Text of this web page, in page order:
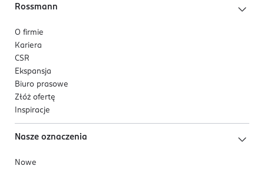
Rossmann
O firmie
Kariera
CSR
Ekspansja
Biuro prasowe
Złóż ofertę
Inspiracje
Nasze oznaczenia
Nowe